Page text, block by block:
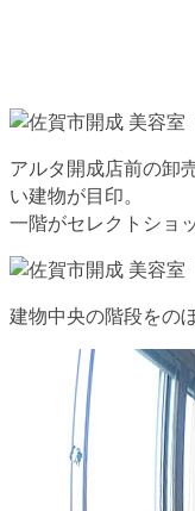
アルタ開成店前の卸
い建物が目印。
一階がセレクトショ
建物中央の階段をの